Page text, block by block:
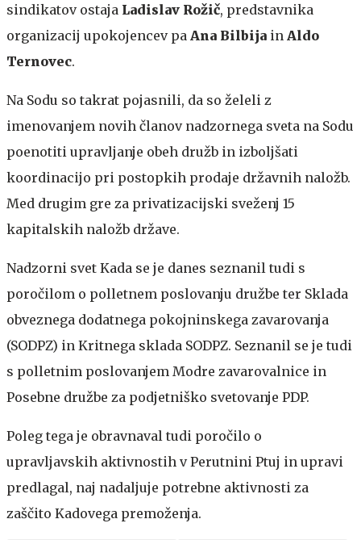
sindikatov ostaja Ladislav Rožič, predstavnika
organizacij upokojencev pa Ana Bilbija in Aldo
Ternovec.
Na Sodu so takrat pojasnili, da so želeli z
imenovanjem novih članov nadzornega sveta na Sodu
poenotiti upravljanje obeh družb in izboljšati
koordinacijo pri postopkih prodaje državnih naložb.
Med drugim gre za privatizacijski sveženj 15
kapitalskih naložb države.
Nadzorni svet Kada se je danes seznanil tudi s
poročilom o polletnem poslovanju družbe ter Sklada
obveznega dodatnega pokojninskega zavarovanja
(SODPZ) in Kritnega sklada SODPZ. Seznanil se je tudi
s polletnim poslovanjem Modre zavarovalnice in
Posebne družbe za podjetniško svetovanje PDP.
Poleg tega je obravnaval tudi poročilo o
upravljavskih aktivnostih v Perutnini Ptuj in upravi
predlagal, naj nadaljuje potrebne aktivnosti za
zaščito Kadovega premoženja.